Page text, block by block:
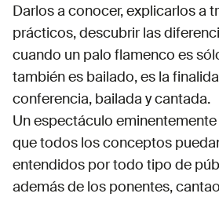
Darlos a conocer, explicarlos a
prácticos, descubrir las
cuando un palo flamenco es
también es bailado, es la
conferencia, bailada y cantada.
Un espectáculo
que todos los conceptos
entendidos por todo tipo de
además de los ponentes,